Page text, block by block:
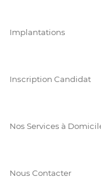
Implantations
Inscription Candidat
Nos Services à
Nous Contacter